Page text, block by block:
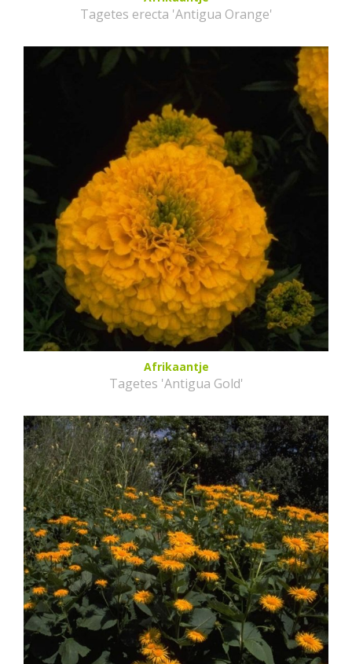
Tagetes erecta 'Antigua Orange'
Afrikaantje
Tagetes 'Antigua Gold'